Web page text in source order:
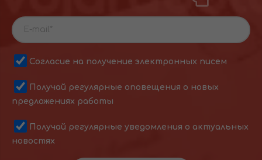
Согласие на получение электронных писем
Получай регулярные оповещения о новых
предложениях работы
Получай регулярные уведомления о актуальных
новостях